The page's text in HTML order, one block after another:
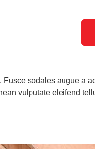
sodales augue a
vulputate eleifend